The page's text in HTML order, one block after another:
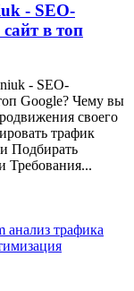
- SEO-
в топ
- SEO-
Google? Чему вы
своего
трафик
Подбирать
Требования...
анализ трафика